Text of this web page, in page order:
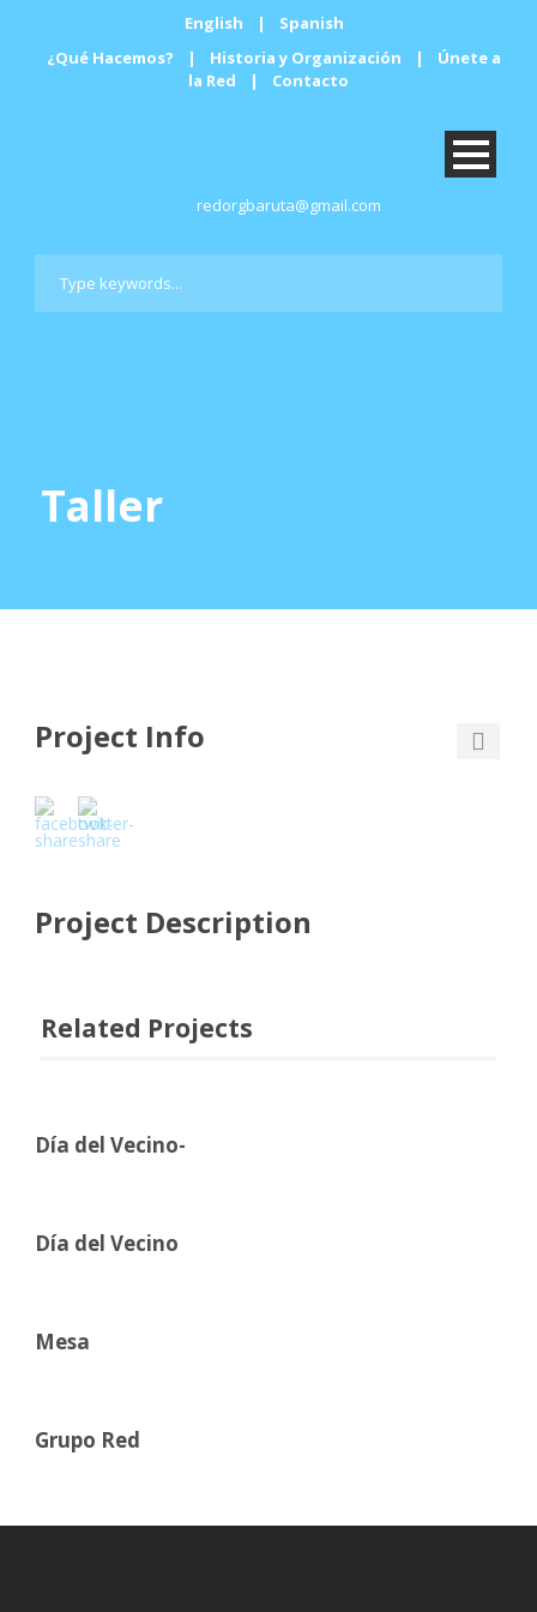
English |
Spanish
¿Qué Hacemos?
| Historia y Organización |
Únete a
la Red
| Contacto
redorgbaruta@gmail.com
Taller
Project Info
Project Description
Related Projects
Día del Vecino-
Día del Vecino
Mesa
Grupo Red